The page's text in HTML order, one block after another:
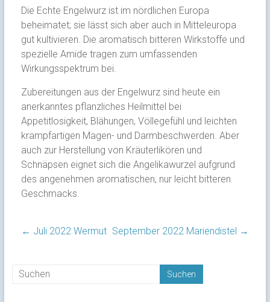
Die Echte Engelwurz ist im nördlichen Europa
beheimatet; sie lässt sich aber auch in Mitteleuropa
gut kultivieren. Die aromatisch bitteren Wirkstoffe und
spezielle Amide tragen zum umfassenden
Wirkungsspektrum bei.
Zubereitungen aus der Engelwurz sind heute ein
anerkanntes pflanzliches Heilmittel bei
Appetitlosigkeit, Blähungen, Völlegefühl und leichten
krampfartigen Magen- und Darmbeschwerden. Aber
auch zur Herstellung von Kräuterlikören und
Schnäpsen eignet sich die Angelikawurzel aufgrund
des angenehmen aromatischen, nur leicht bitteren
Geschmacks.
← Juli 2022 Wermut September 2022 Mariendistel →